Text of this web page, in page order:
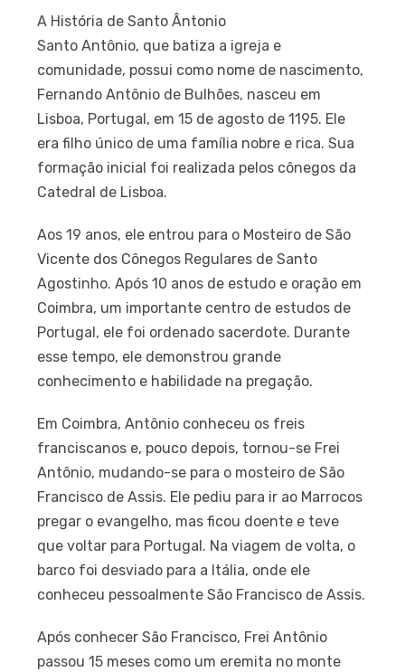
A História de Santo Ântonio
Santo Antônio, que batiza a igreja e
comunidade, possui como nome de nascimento,
Fernando Antônio de Bulhões, nasceu em
Lisboa, Portugal, em 15 de agosto de 1195. Ele
era filho único de uma família nobre e rica. Sua
formação inicial foi realizada pelos cônegos da
Catedral de Lisboa.
Aos 19 anos, ele entrou para o Mosteiro de São
Vicente dos Cônegos Regulares de Santo
Agostinho. Após 10 anos de estudo e oração em
Coimbra, um importante centro de estudos de
Portugal, ele foi ordenado sacerdote. Durante
esse tempo, ele demonstrou grande
conhecimento e habilidade na pregação.
Em Coimbra, Antônio conheceu os freis
franciscanos e, pouco depois, tornou-se Frei
Antônio, mudando-se para o mosteiro de São
Francisco de Assis. Ele pediu para ir ao Marrocos
pregar o evangelho, mas ficou doente e teve
que voltar para Portugal. Na viagem de volta, o
barco foi desviado para a Itália, onde ele
conheceu pessoalmente São Francisco de Assis.
Após conhecer São Francisco, Frei Antônio
passou 15 meses como um eremita no monte